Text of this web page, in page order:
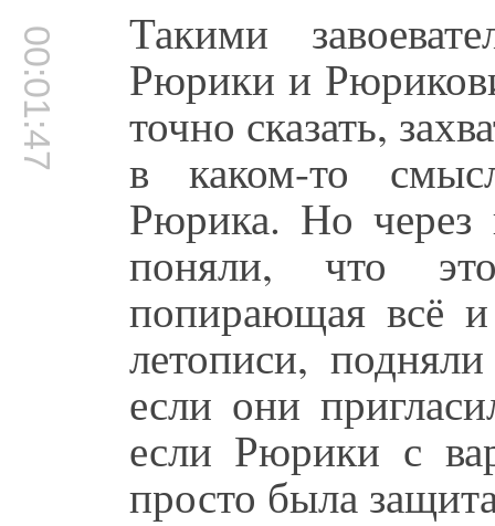
00:01:47 Такими
Рюрики и
точно сказать,
в каком-то
Рюрика. Но через
поняли, что это
попирающая всё и
летописи,
если они
если Рюрики с
просто была